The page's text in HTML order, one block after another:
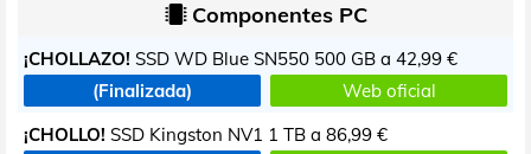
Componentes PC
¡CHOLLAZO! SSD WD Blue SN550 500 GB a 42,99 €
(Finalizada)
Web oficial
¡CHOLLO! SSD Kingston NV1 1 TB a 86,99 €